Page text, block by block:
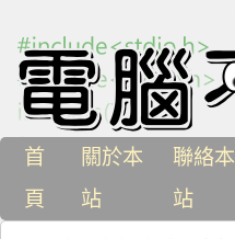
首
頁
關於本
站
聯絡本
站